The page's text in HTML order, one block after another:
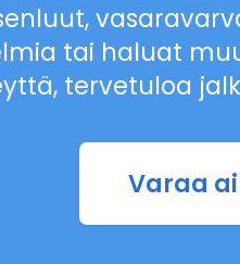
tai haluat
tervetuloa
Varaa